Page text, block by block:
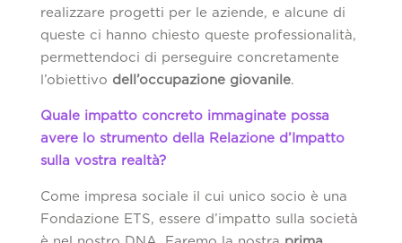
realizzare progetti per le aziende, e alcune di
queste ci hanno chiesto queste professionalità,
permettendoci di perseguire concretamente
l’obiettivo dell’occupazione giovanile.
Quale impatto concreto immaginate possa
avere lo strumento della Relazione d’Impatto
sulla vostra realtà?
Come impresa sociale il cui unico socio è una
Fondazione ETS, essere d’impatto sulla società